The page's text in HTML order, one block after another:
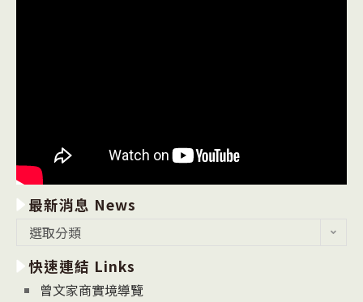
最新消息 News
消
息
選取分類
快速連結 Links
曾文家商實境導覽